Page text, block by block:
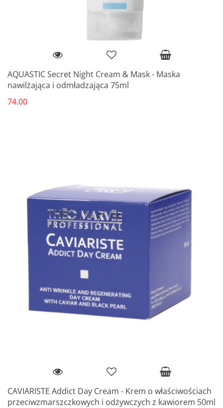
AQUASTIC Secret Night Cream & Mask - Maska
nawilżająca i odmładzająca 75ml
74.00
CAVIARISTE Addict Day Cream - Krem o właściwościach
przeciwzmarszczkowych i odżywczych z kawiorem 50ml